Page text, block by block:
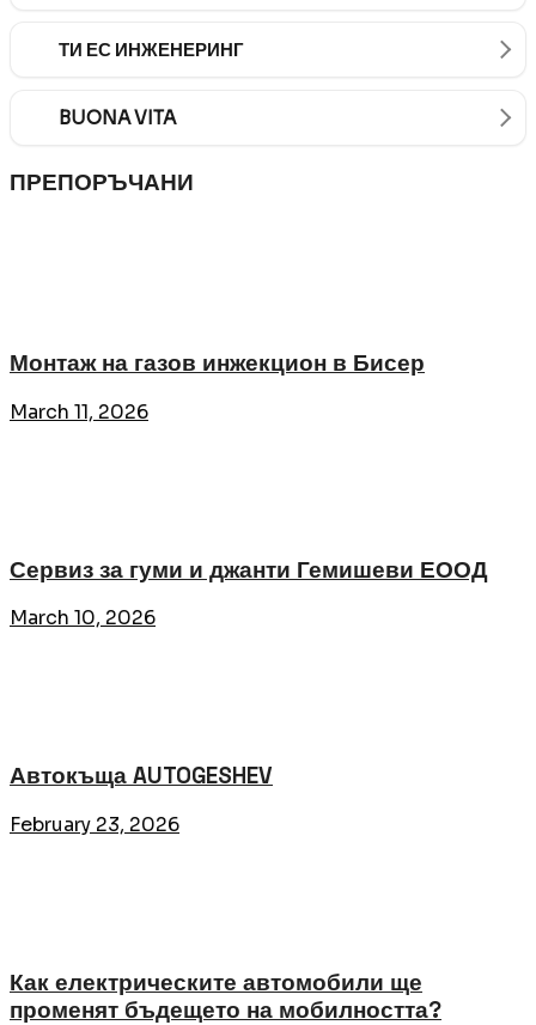
ТИ ЕС ИНЖЕНЕРИНГ
BUONA VITA
ПРЕПОРЪЧАНИ
Монтаж на газов инжекцион в Бисер
March 11, 2026
Сервиз за гуми и джанти Гемишеви ЕООД
March 10, 2026
Автокъща AUTOGESHEV
February 23, 2026
Как електрическите автомобили ще
променят бъдещето на мобилността?